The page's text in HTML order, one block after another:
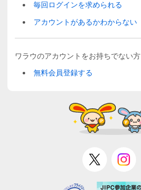
毎回ログインを求められる
アカウントがあるかわからない
ワラウのアカウントをお持ちでない方
無料会員登録する